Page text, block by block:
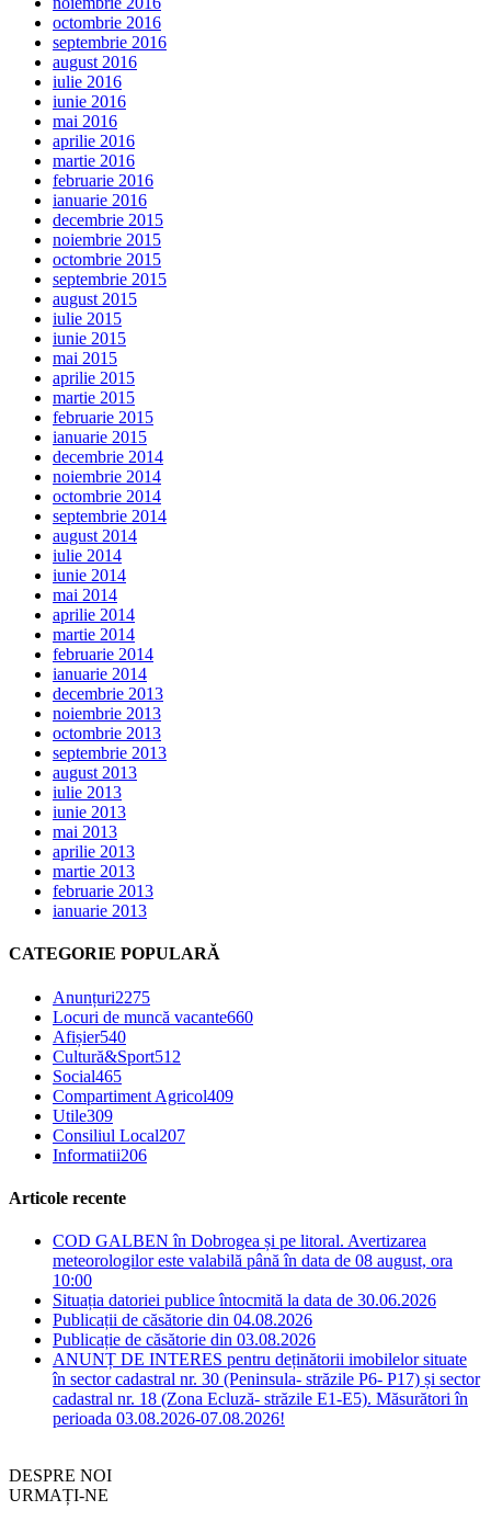
octombrie 2016
septembrie 2016
august 2016
iulie 2016
iunie 2016
mai 2016
aprilie 2016
martie 2016
februarie 2016
ianuarie 2016
decembrie 2015
noiembrie 2015
octombrie 2015
septembrie 2015
august 2015
iulie 2015
iunie 2015
mai 2015
aprilie 2015
martie 2015
februarie 2015
ianuarie 2015
decembrie 2014
noiembrie 2014
octombrie 2014
septembrie 2014
august 2014
iulie 2014
iunie 2014
mai 2014
aprilie 2014
martie 2014
februarie 2014
ianuarie 2014
decembrie 2013
noiembrie 2013
octombrie 2013
septembrie 2013
august 2013
iulie 2013
iunie 2013
mai 2013
aprilie 2013
martie 2013
februarie 2013
ianuarie 2013
CATEGORIE POPULARĂ
Anunțuri2275
Locuri de muncă vacante660
Afișier540
Cultură&Sport512
Social465
Compartiment Agricol409
Utile309
Consiliul Local207
Informatii206
Articole recente
COD GALBEN în Dobrogea și pe litoral. Avertizarea
meteorologilor este valabilă până în data de 08 august, ora
10:00
Situația datoriei publice întocmită la data de 30.06.2026
Publicații de căsătorie din 04.08.2026
Publicație de căsătorie din 03.08.2026
ANUNȚ DE INTERES pentru deținătorii imobilelor situate
în sector cadastral nr. 30 (Peninsula- străzile P6- P17) și sector
cadastral nr. 18 (Zona Ecluză- străzile E1-E5). Măsurători în
perioada 03.08.2026-07.08.2026!
DESPRE NOI
URMAȚI-NE